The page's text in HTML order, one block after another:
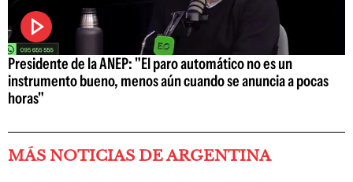
Presidente de la ANEP: "El paro automático no es un
instrumento bueno, menos aún cuando se anuncia a pocas
horas"
MÁS NOTICIAS DE ARGENTINA